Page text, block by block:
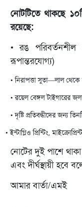
নোটটিতে থাকছে
রয়েছে:
• রঙ
রূপান্তরযোগ্য)
• নিরাপত্তা সুতা—লাল
• রয়েল বেঙ্গল টাইগারের
• দৃষ্টি প্রতিবন্ধীদের জন্য
• ইন্টাগ্লিও প্রিন্টিং,
নোটের দুই পাশে
এবং দীর্ঘস্থায়ী হবে
আমার বার্তা/এমই